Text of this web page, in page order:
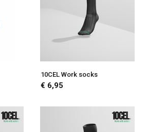
10CEL Work socks
€ 6,95